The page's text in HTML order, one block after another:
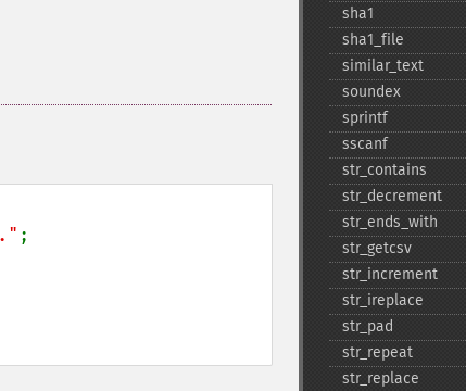
sha1
sha1_​file
similar_​text
soundex
sprintf
sscanf
str_​contains
str_​decrement
str_​ends_​with
str_​getcsv
str_​increment
str_​ireplace
str_​pad
str_​repeat
str_​replace